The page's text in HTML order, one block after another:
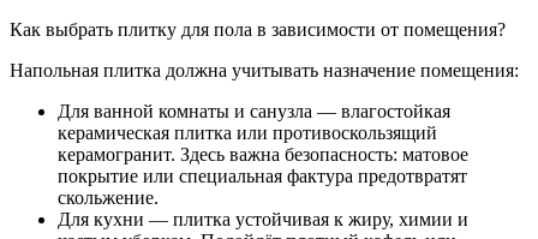
Как выбрать плитку для пола в зависимости от помещения?
Напольная плитка должна учитывать назначение помещения:
Для ванной комнаты и санузла — влагостойкая
керамическая плитка или противоскользящий
керамогранит. Здесь важна безопасность: матовое
покрытие или специальная фактура предотвратят
скольжение.
Для кухни — плитка устойчивая к жиру, химии и